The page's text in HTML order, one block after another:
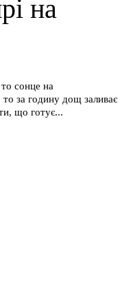
на
сонце на
за годину дощ заливає
що готує...